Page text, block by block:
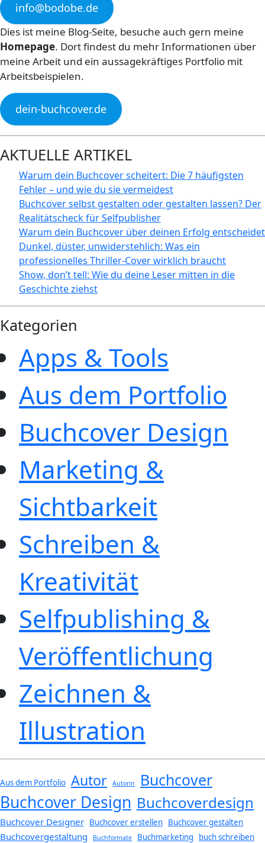
info@bodobe.de
Dies ist meine Blog-Seite, besuche auch gern meine
Homepage. Dort findest du mehr Informationen über
meine Arbeit und ein aussagekräftiges Portfolio mit
Arbeitsbeispielen.
dein-buchcover.de
AKTUELLE ARTIKEL
Warum dein Buchcover scheitert: Die 7 häufigsten
Fehler – und wie du sie vermeidest
Buchcover selbst gestalten oder gestalten lassen? Der
Realitätscheck für Selfpublisher
Warum dein Buchcover über deinen Erfolg entscheidet
Dunkel, düster, unwiderstehlich: Was ein
professionelles Thriller-Cover wirklich braucht
Show, don’t tell: Wie du deine Leser mitten in die
Geschichte ziehst
Kategorien
Apps & Tools
Aus dem Portfolio
Buchcover Design
Marketing &
Sichtbarkeit
Schreiben &
Kreativität
Selfpublishing &
Veröffentlichung
Zeichnen &
Illustration
Aus dem Portfolio Autor Autorin Buchcover
Buchcover Design Buchcoverdesign
Buchcover Designer Buchcover erstellen Buchcover gestalten
Buchcovergestaltung Buchformate Buchmarketing buch schreiben